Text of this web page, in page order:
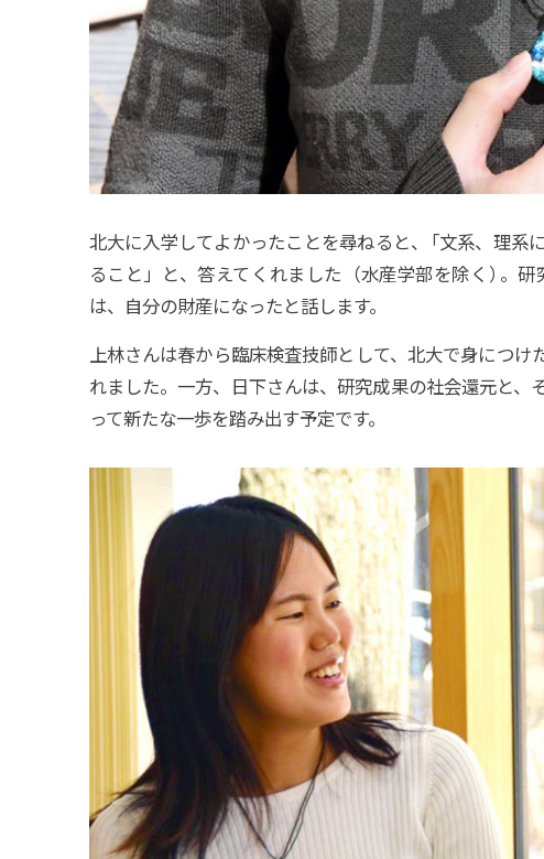
北大に入学してよかったことを尋ねると、 「文系、理系
ること」と、答えてくれました（水産学部を除く ） 。研
は、自分の財産になったと話します。
上林さんは春から臨床検査技師として、北大で身につ
れました。一方、日下さんは、研究成果の社会還元と
って新たな一歩を踏み出す予定です。